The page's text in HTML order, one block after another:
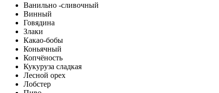
Ванильно -сливочный
Винный
Говядина
Злаки
Какао-бобы
Коньячный
Копчёность
Кукуруза сладкая
Лесной орех
Лобстер